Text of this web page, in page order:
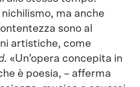
ma anche
sono al
artistiche, come
«Un’opera concepita in
è poesia, – afferma